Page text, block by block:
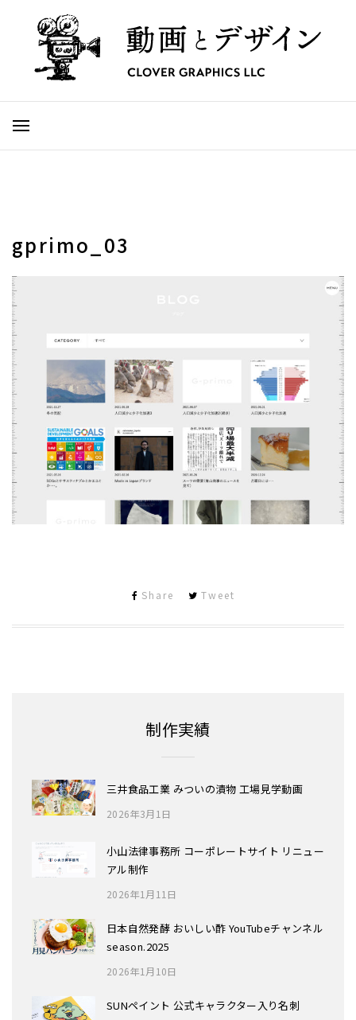
gprimo_03
Share Tweet
制作実績
三井食品工業 みついの漬物 工場見学動画
2026年3月1日
小山法律事務所 コーポレートサイト リニュー
アル制作
2026年1月11日
日本自然発酵 おいしい酢 YouTubeチャンネル
season.2025
2026年1月10日
SUNペイント 公式キャラクター入り名刺